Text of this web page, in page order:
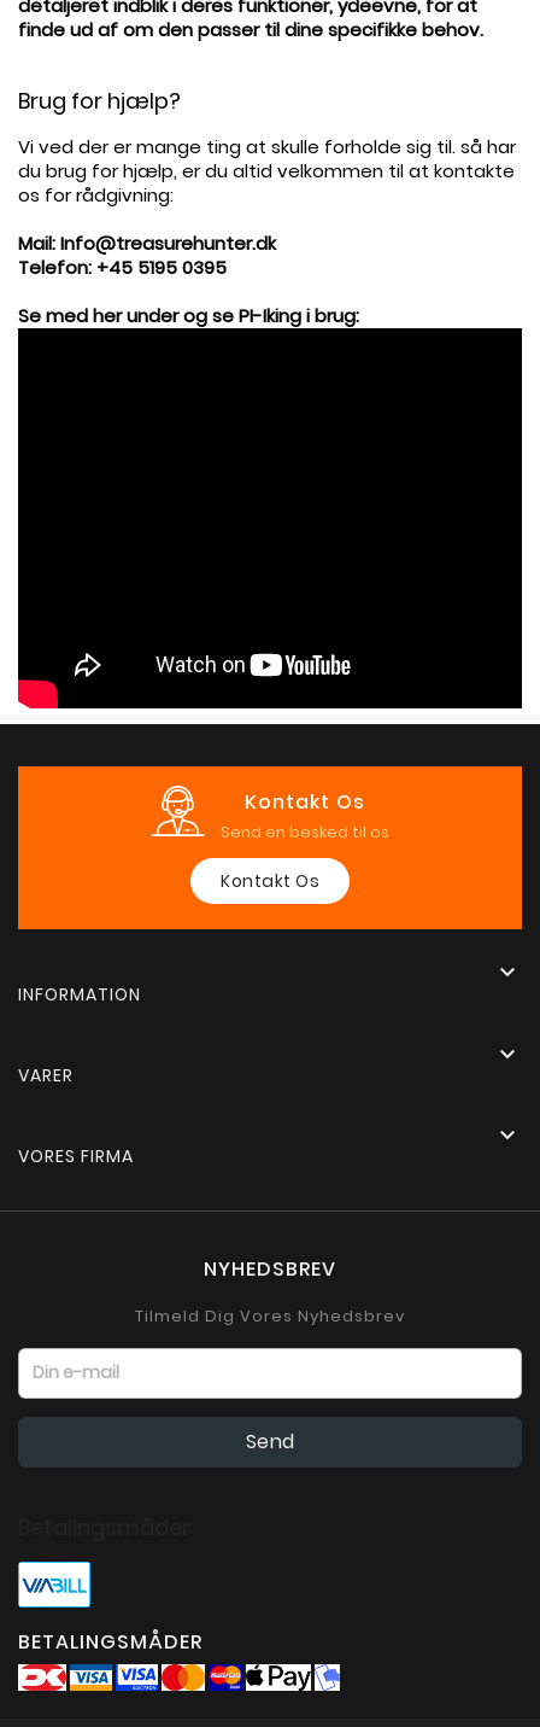
detaljeret indblik i deres funktioner, ydeevne, for at
finde ud af om den passer til dine specifikke behov.
Brug for hjælp?
Vi ved der er mange ting at skulle forholde sig til. så har
du brug for hjælp, er du altid velkommen til at kontakte
os for rådgivning:
Mail: Info@treasurehunter.dk
Telefon: +45 5195 0395
Se med her under og se PI-Iking i brug:
Kontakt Os
Send en besked til os
Kontakt Os
INFORMATION

VARER

VORES FIRMA

NYHEDSBREV
Tilmeld Dig Vores Nyhedsbrev
BETALINGSMÅDER